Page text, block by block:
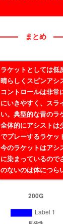
まとめ
ラケットとしては低
晴らしくスピンアシ
コントロールは非常
にいきやすく、スラ
い。典型的な昔のラ
全体的にアシストは
でプレーするラケッ
今のラケットはアシ
に染まっているので
のないのは体につら